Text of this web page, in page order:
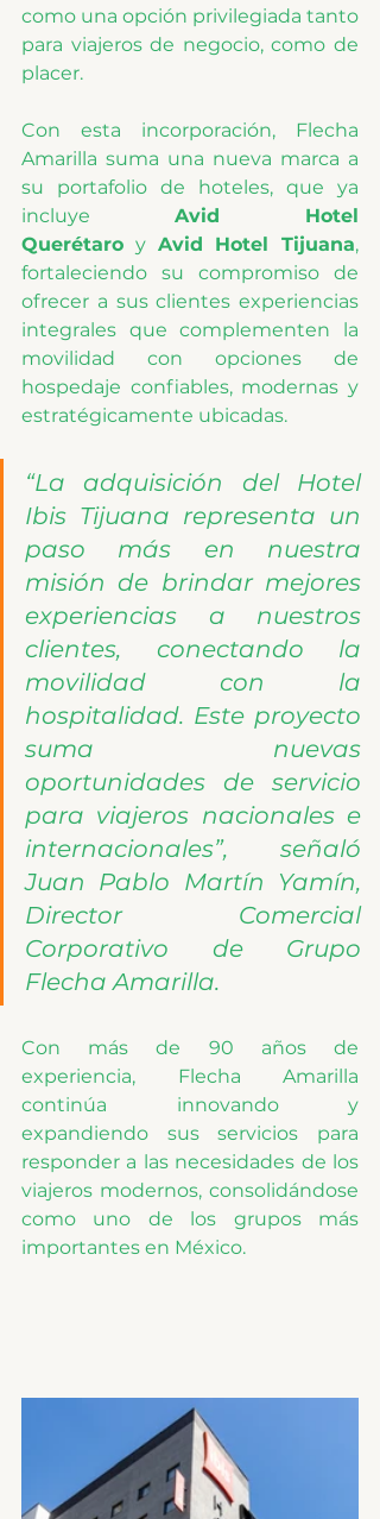
como una opción privilegiada tanto
para viajeros de negocio, como de
placer.
Con esta incorporación, Flecha
Amarilla suma una nueva marca a
su portafolio de hoteles, que ya
incluye Avid Hotel
Querétaro y Avid Hotel Tijuana,
fortaleciendo su compromiso de
ofrecer a sus clientes experiencias
integrales que complementen la
movilidad con opciones de
hospedaje confiables, modernas y
estratégicamente ubicadas.
“La adquisición del Hotel
Ibis Tijuana representa un
paso más en nuestra
misión de brindar mejores
experiencias a nuestros
clientes, conectando la
movilidad con la
hospitalidad. Este proyecto
suma nuevas
oportunidades de servicio
para viajeros nacionales e
internacionales”, señaló
Juan Pablo Martín Yamín,
Director Comercial
Corporativo de Grupo
Flecha Amarilla.
Con más de 90 años de
experiencia, Flecha Amarilla
continúa innovando y
expandiendo sus servicios para
responder a las necesidades de los
viajeros modernos, consolidándose
como uno de los grupos más
importantes en México.